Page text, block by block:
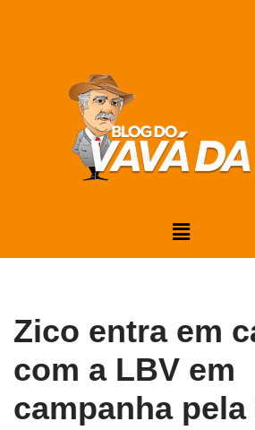
Zico entra em
com a LBV em
campanha